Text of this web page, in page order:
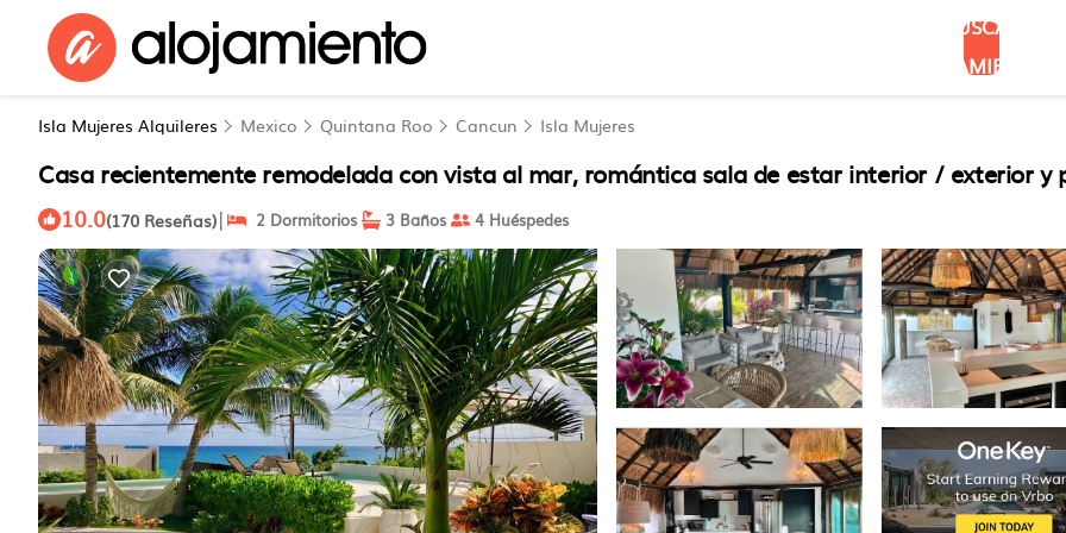
BUSCAR
ALOJAMIENTOS
Isla Mujeres Alquileres Mexico Quintana Roo Cancun Isla Mujeres
Casa recientemente remodelada con vista al mar, romántica sala de estar interior / exterior y
10.0(170 Reseñas)| 2 Dormitorios 3 Baños 4 Huéspedes